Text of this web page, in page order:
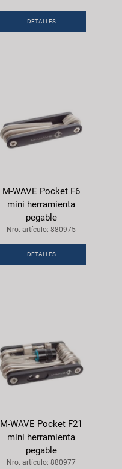
DETALLES
M-WAVE Pocket F6
mini herramienta
pegable
Nro. artículo: 880975
DETALLES
M-WAVE Pocket F21
mini herramienta
pegable
Nro. artículo: 880977